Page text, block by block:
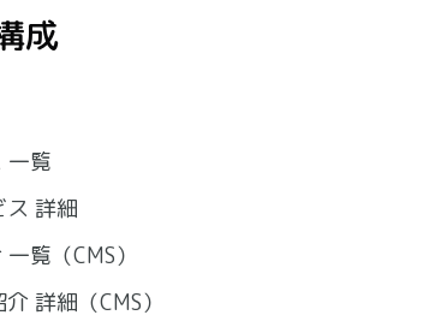
成
一覧
ス 詳細
覧（CMS）
詳細（CMS）